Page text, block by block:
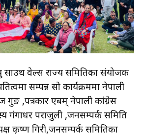
साउथ वेल्स राज्य समितिका संयोजक
सम्पन्न सो कार्यक्रममा नेपाली
गुरुङ ,पत्रकार एबम् नेपाली कांग्रेस
गंगाधर पराजुली ,जनसम्पर्क समिति
कृष्ण गिरी,जनसम्पर्क समितिका